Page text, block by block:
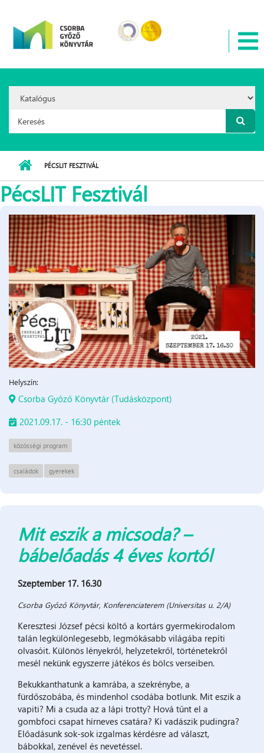
Option:
Keresés űrlap
PÉCSLIT FESZTIVÁL
PécsLIT Fesztivál
Helyszín:
Csorba Győző Könyvtár (Tudásközpont)
2021.09.17. - 16:30 péntek
közösségi program
családok gyerekek
Mit eszik a micsoda? –
bábelőadás 4 éves kortól
Szeptember 17. 16.30
Csorba Győző Könyvtár, Konferenciaterem (Universitas u. 2/A)
Keresztesi József pécsi költő a kortárs gyermekirodalom
talán legkülönlegesebb, legmókásabb világába repíti
olvasóit. Különös lényekről, helyzetekről, történetekről
mesél nekünk egyszerre játékos és bölcs verseiben.
Bekukkanthatunk a kamrába, a szekrénybe, a
fürdőszobába, és mindenhol csodába botlunk. Mit eszik a
vapiti? Mi a csuda az a lápi trotty? Hová tűnt el a
gombfoci csapat hírneves csatára? Ki vadászik pudingra?
Előadásunk sok-sok izgalmas kérdésre ad választ,
bábokkal, zenével és nevetéssel.